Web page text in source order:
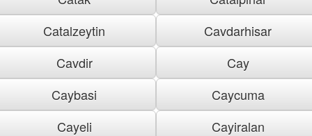
Catalzeytin
Cavdarhisar
Cavdir
Cay
Caybasi
Caycuma
Cayeli
Cayiralan